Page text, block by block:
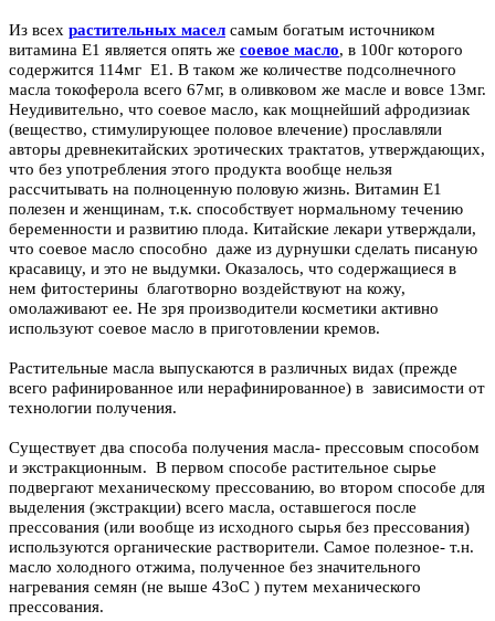
Из всех растительных масел самым богатым источником
витамина Е1 является опять же соевое масло, в 100г которого
содержится 114мг Е1. В таком же количестве подсолнечного
масла токоферола всего 67мг, в оливковом же масле и вовсе 13мг.
Неудивительно, что соевое масло, как мощнейший афродизиак
(вещество, стимулирующее половое влечение) прославляли
авторы древнекитайских эротических трактатов, утверждающих,
что без употребления этого продукта вообще нельзя
рассчитывать на полноценную половую жизнь. Витамин Е1
полезен и женщинам, т.к. способствует нормальному течению
беременности и развитию плода. Китайские лекари утверждали,
что соевое масло способно даже из дурнушки сделать писаную
красавицу, и это не выдумки. Оказалось, что содержащиеся в
нем фитостерины благотворно воздействуют на кожу,
омолаживают ее. Не зря производители косметики активно
используют соевое масло в приготовлении кремов.
Растительные масла выпускаются в различных видах (прежде
всего рафинированное или нерафинированное) в зависимости от
технологии получения.
Существует два способа получения масла- прессовым способом
и экстракционным. В первом способе растительное сырье
подвергают механическому прессованию, во втором способе для
выделения (экстракции) всего масла, оставшегося после
прессования (или вообще из исходного сырья без прессования)
используются органические растворители. Самое полезное- т.н.
масло холодного отжима, полученное без значительного
нагревания семян (не выше 43оС ) путем механического
прессования.